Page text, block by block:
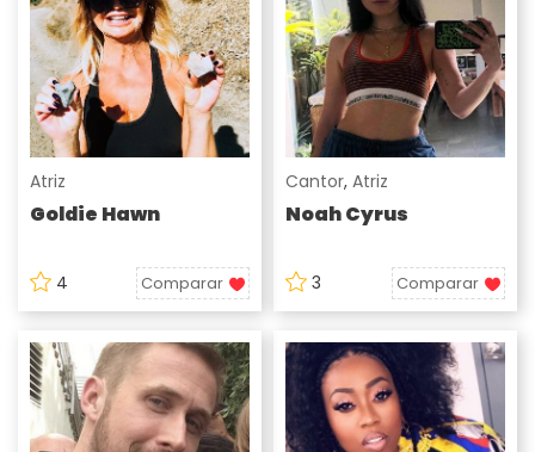
Atriz
Goldie Hawn
4 Comparar
Cantor, Atriz
Noah Cyrus
3 Comparar